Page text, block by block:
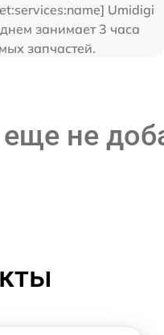
Umidigi
занимает 3 часа
запчастей.
не